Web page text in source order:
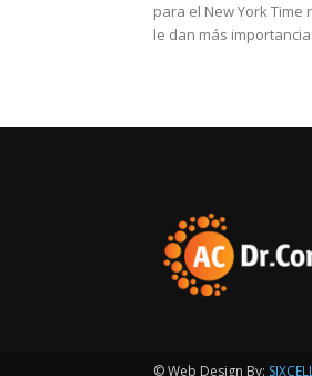
para el New York
le dan más
© Web Design By: